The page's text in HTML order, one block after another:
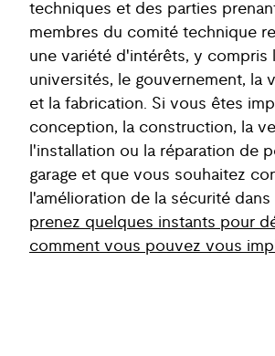
techniques et des parties
membres du comité technique
une variété d'intérêts, y compris
universités, le gouvernement, la
et la fabrication. Si vous êtes
conception, la construction, la
l'installation ou la réparation de
garage et que vous souhaitez
l'amélioration de la sécurité
prenez quelques instants pour
comment vous pouvez vous